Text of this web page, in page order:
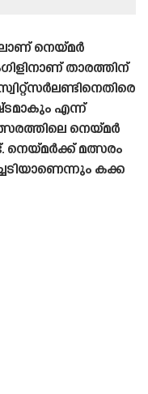
നെയ്‌മർ
താരത്തിന്
എന്ന്
നെയ്‌മർ
നെയ്‌മർക്ക് മത്സരം
കക്ക